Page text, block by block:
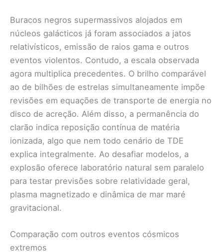
Buracos negros supermassivos alojados em
núcleos galácticos já foram associados a jatos
relativísticos, emissão de raios gama e outros
eventos violentos. Contudo, a escala observada
agora multiplica precedentes. O brilho comparável
ao de bilhões de estrelas simultaneamente impõe
revisões em equações de transporte de energia no
disco de acreção. Além disso, a permanência do
clarão indica reposição contínua de matéria
ionizada, algo que nem todo cenário de TDE
explica integralmente. Ao desafiar modelos, a
explosão oferece laboratório natural sem paralelo
para testar previsões sobre relatividade geral,
plasma magnetizado e dinâmica de mar maré
gravitacional.
Comparação com outros eventos cósmicos
extremos